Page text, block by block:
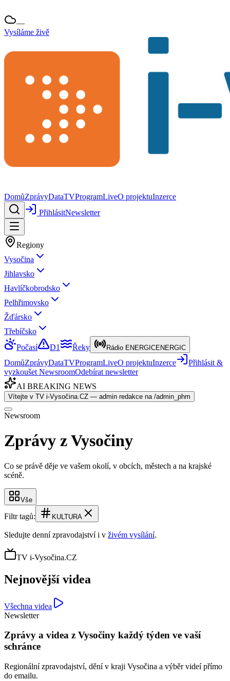
—
Vysíláme živě
DomůZprávyDataTVProgramLiveO projektuInzerce
PřihlásitNewsletter
Regiony
Vysočina
Jihlavsko
Havlíčkobrodsko
Pelhřimovsko
Žďársko
Třebíčsko
Počasí
D1 Řeky Rádio ENERGICENERGIC
DomůZprávyDataTVProgramLiveO projektuInzerce
Přihlásit &
vyzkoušet NewsroomOdebírat newsletter
AI BREAKING NEWS
Vítejte v TV i-Vysočina.CZ — admin redakce na /admin_phm
Newsroom
Zprávy z Vysočiny
Co se právě děje ve vašem okolí, v obcích, městech a na krajské
scéně.
Vše
Filtr tagů: KULTURA
Sledujte denní zpravodajství i v živém vysílání.
TV i-Vysočina.CZ
Nejnovější videa
Všechna videa
Newsletter
Zprávy a videa z Vysočiny každý týden ve vaší
schránce
Regionální zpravodajství, dění v kraji Vysočina a výběr videí přímo
do emailu.